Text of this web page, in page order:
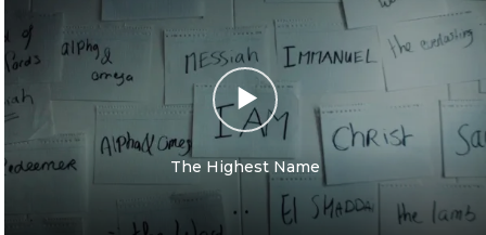
The Highest Name